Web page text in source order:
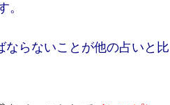
。
ならないことが他の占いと比